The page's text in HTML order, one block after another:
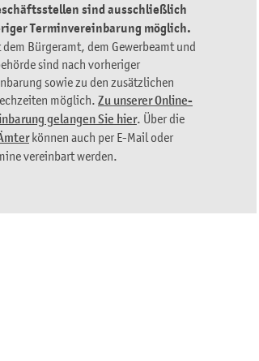
sind ausschließlich
Terminvereinbarung möglich.
Bürgeramt, dem Gewerbeamt und
sind nach vorheriger
sowie zu den zusätzlichen
möglich. Zu unserer Online-
gelangen Sie hier. Über die
können auch per E-Mail oder
vereinbart werden.